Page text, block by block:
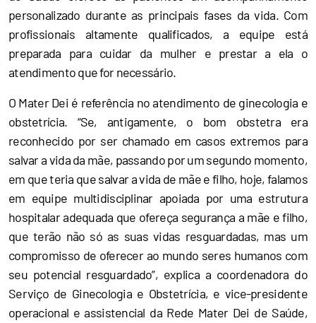
personalizado durante as principais fases da vida. Com
profissionais altamente qualificados, a equipe está
preparada para cuidar da mulher e prestar a ela o
atendimento que for necessário.
O Mater Dei é referência no atendimento de ginecologia e
obstetrícia. “Se, antigamente, o bom obstetra era
reconhecido por ser chamado em casos extremos para
salvar a vida da mãe, passando por um segundo momento,
em que teria que salvar a vida de mãe e filho, hoje, falamos
em equipe multidisciplinar apoiada por uma estrutura
hospitalar adequada que ofereça segurança a mãe e filho,
que terão não só as suas vidas resguardadas, mas um
compromisso de oferecer ao mundo seres humanos com
seu potencial resguardado”, explica a coordenadora do
Serviço de Ginecologia e Obstetrícia, e vice-presidente
operacional e assistencial da Rede Mater Dei de Saúde,